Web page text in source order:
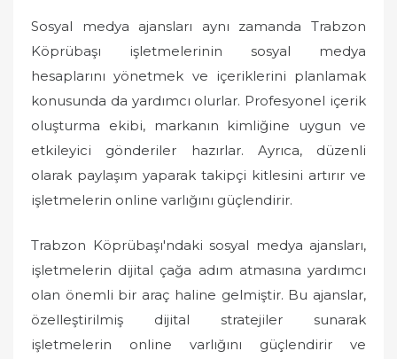
Sosyal medya ajansları aynı zamanda Trabzon
Köprübaşı işletmelerinin sosyal medya
hesaplarını yönetmek ve içeriklerini planlamak
konusunda da yardımcı olurlar. Profesyonel içerik
oluşturma ekibi, markanın kimliğine uygun ve
etkileyici gönderiler hazırlar. Ayrıca, düzenli
olarak paylaşım yaparak takipçi kitlesini artırır ve
işletmelerin online varlığını güçlendirir.
Trabzon Köprübaşı'ndaki sosyal medya ajansları,
işletmelerin dijital çağa adım atmasına yardımcı
olan önemli bir araç haline gelmiştir. Bu ajanslar,
özelleştirilmiş dijital stratejiler sunarak
işletmelerin online varlığını güçlendirir ve